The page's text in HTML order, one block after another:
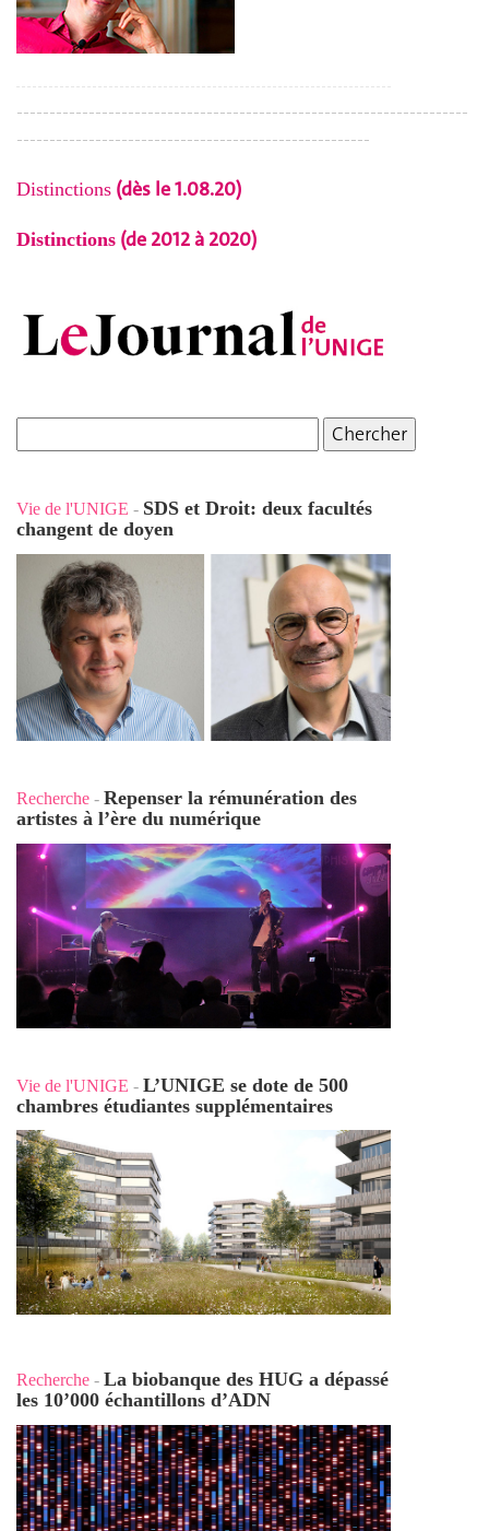
---------------------------------------------------------------------
------------------------------------------------------
Distinctions (dès le 1.08.20)
Distinctions (de 2012 à 2020)
Vie de l'UNIGE - SDS et Droit: deux facultés
changent de doyen
Recherche - Repenser la rémunération des
artistes à l’ère du numérique
Vie de l'UNIGE - L’UNIGE se dote de 500
chambres étudiantes supplémentaires
Recherche - La biobanque des HUG a dépassé
les 10’000 échantillons d’ADN